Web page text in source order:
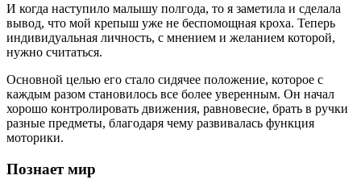
И когда наступило малышу полгода, то я заметила и сделала
вывод, что мой крепыш уже не беспомощная кроха. Теперь
индивидуальная личность, с мнением и желанием которой,
нужно считаться.
Основной целью его стало сидячее положение, которое с
каждым разом становилось все более уверенным. Он начал
хорошо контролировать движения, равновесие, брать в ручки
разные предметы, благодаря чему развивалась функция
моторики.
Познает мир